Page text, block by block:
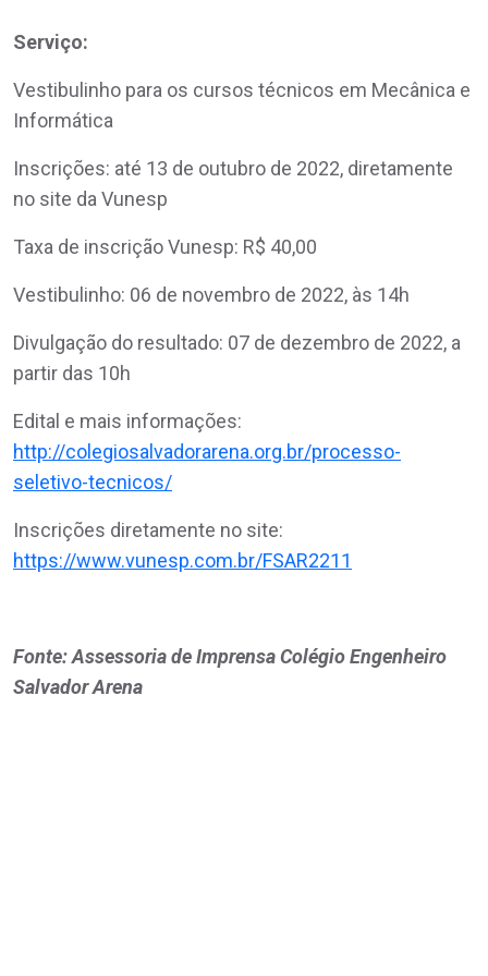
Serviço:
Vestibulinho para os cursos técnicos em Mecânica e
Informática
Inscrições: até 13 de outubro de 2022, diretamente
no site da Vunesp
Taxa de inscrição Vunesp: R$ 40,00
Vestibulinho: 06 de novembro de 2022, às 14h
Divulgação do resultado: 07 de dezembro de 2022, a
partir das 10h
Edital e mais informações:
http://colegiosalvadorarena.org.br/processo-
seletivo-tecnicos/
Inscrições diretamente no site:
https://www.vunesp.com.br/FSAR2211
Fonte: Assessoria de Imprensa Colégio Engenheiro
Salvador Arena